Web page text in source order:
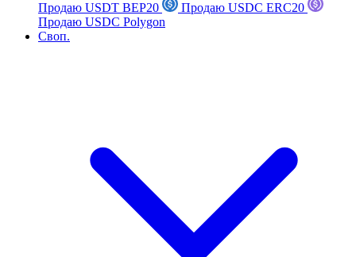
Продаю USDT BEP20
Продаю USDC ERC20
Продаю USDC Polygon
Своп.